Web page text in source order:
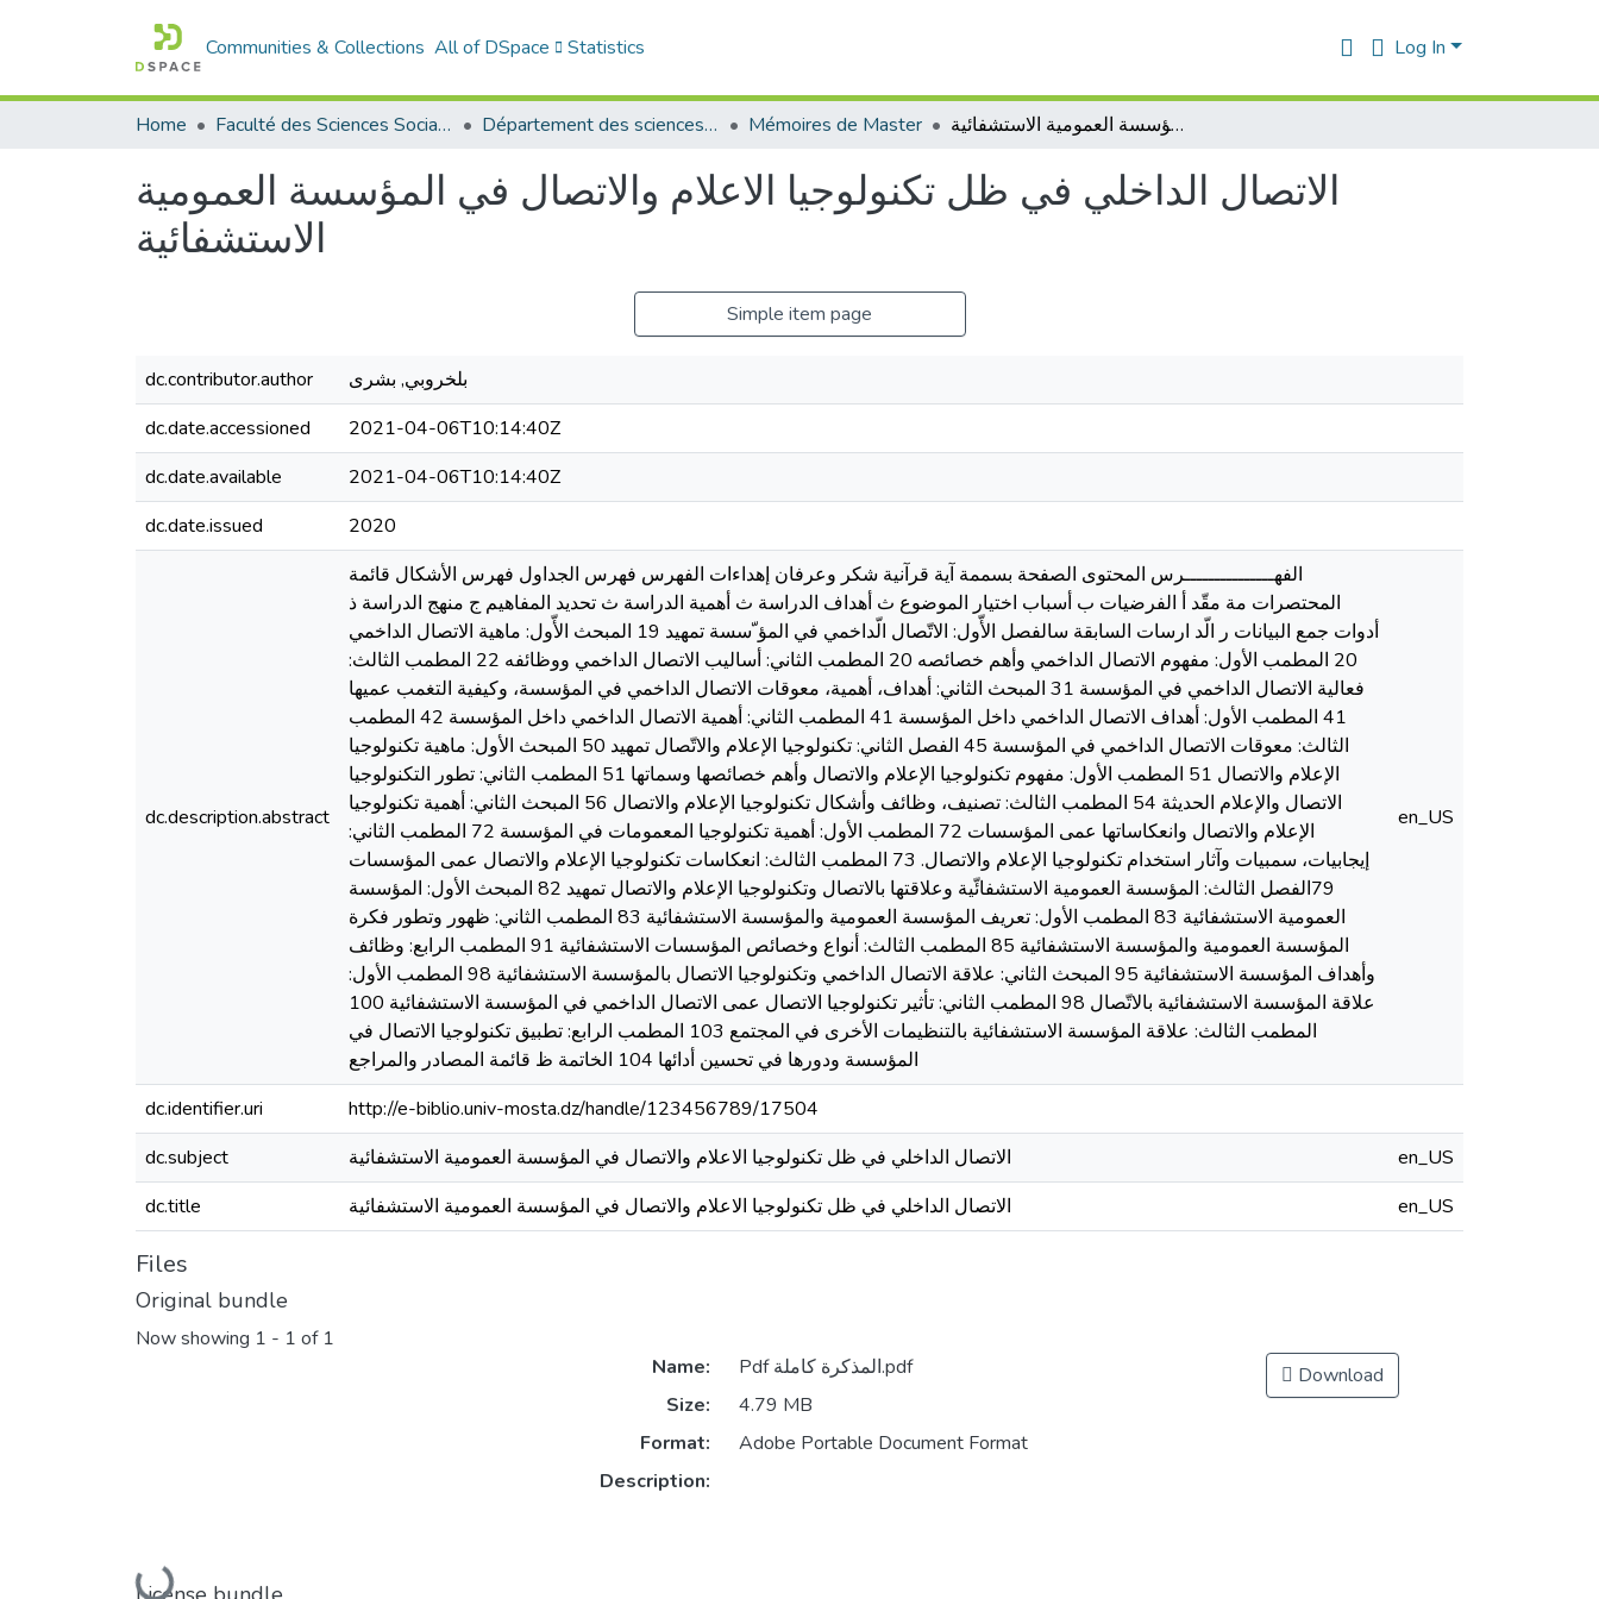
Communities & Collections All of DSpace Statistics Log In
Home Faculté des Sciences Sociales Département des sciences sociales Mémoires de Master الاتصال الداخلي في ظل تكنولوجيا الاعلام والاتصال في المؤسسة العمومية الاستشفائية
الاتصال الداخلي في ظل تكنولوجيا الاعلام والاتصال في المؤسسة العمومية
الاستشفائية
Simple item page
dc.contributor.author
بلخروبي, بشرى
dc.date.accessioned
2021-04-06T10:14:40Z
dc.date.available
2021-04-06T10:14:40Z
dc.date.issued
2020
dc.description.abstract
الفهـــــــــــــــرس المحتوى الصفحة بسممة آية قرآنية شكر وعرفان إهداءات الفهرس فهرس الجداول فهرس الأشكال قائمة
المحتصرات مة مقّد أ الفرضيات ب أسباب اختيار الموضوع ث أهداف الدراسة ث أهمية الدراسة ث تحديد المفاهيم ج منهج الدراسة ذ
أدوات جمع البيانات ر الّد ارسات السابقة سالفصل الأّول: الاتّصال الّداخمي في المؤ ّسسة تمهيد 19 المبحث الأّول: ماهية الاتصال الداخمي
20 المطمب الأول: مفهوم الاتصال الداخمي وأهم خصائصه 20 المطمب الثاني: أساليب الاتصال الداخمي ووظائفه 22 المطمب الثالث:
فعالية الاتصال الداخمي في المؤسسة 31 المبحث الثاني: أهداف، أهمية، معوقات الاتصال الداخمي في المؤسسة، وكيفية التغمب عميها
41 المطمب الأول: أهداف الاتصال الداخمي داخل المؤسسة 41 المطمب الثاني: أهمية الاتصال الداخمي داخل المؤسسة 42 المطمب
الثالث: معوقات الاتصال الداخمي في المؤسسة 45 الفصل الثاني: تكنولوجيا الإعلام والاتّصال تمهيد 50 المبحث الأول: ماهية تكنولوجيا
الإعلام والاتصال 51 المطمب الأول: مفهوم تكنولوجيا الإعلام والاتصال وأهم خصائصها وسماتها 51 المطمب الثاني: تطور التكنولوجيا
الاتصال والإعلام الحديثة 54 المطمب الثالث: تصنيف، وظائف وأشكال تكنولوجيا الإعلام والاتصال 56 المبحث الثاني: أهمية تكنولوجيا
الإعلام والاتصال وانعكاساتها عمى المؤسسات 72 المطمب الأول: أهمية تكنولوجيا المعمومات في المؤسسة 72 المطمب الثاني:
إيجابيات، سمبيات وآثار استخدام تكنولوجيا الإعلام والاتصال. 73 المطمب الثالث: انعكاسات تكنولوجيا الإعلام والاتصال عمى المؤسسات
79الفصل الثالث: المؤسسة العمومية الاستشفائّية وعلاقتها بالاتصال وتكنولوجيا الإعلام والاتصال تمهيد 82 المبحث الأول: المؤسسة
العمومية الاستشفائية 83 المطمب الأول: تعريف المؤسسة العمومية والمؤسسة الاستشفائية 83 المطمب الثاني: ظهور وتطور فكرة
المؤسسة العمومية والمؤسسة الاستشفائية 85 المطمب الثالث: أنواع وخصائص المؤسسات الاستشفائية 91 المطمب الرابع: وظائف
وأهداف المؤسسة الاستشفائية 95 المبحث الثاني: علاقة الاتصال الداخمي وتكنولوجيا الاتصال بالمؤسسة الاستشفائية 98 المطمب الأول:
علاقة المؤسسة الاستشفائية بالاتّصال 98 المطمب الثاني: تأثير تكنولوجيا الاتصال عمى الاتصال الداخمي في المؤسسة الاستشفائية 100
المطمب الثالث: علاقة المؤسسة الاستشفائية بالتنظيمات الأخرى في المجتمع 103 المطمب الرابع: تطبيق تكنولوجيا الاتصال في
المؤسسة ودورها في تحسين أدائها 104 الخاتمة ظ قائمة المصادر والمراجع
en_US
dc.identifier.uri
http://e-biblio.univ-mosta.dz/handle/123456789/17504
dc.subject
الاتصال الداخلي في ظل تكنولوجيا الاعلام والاتصال في المؤسسة العمومية الاستشفائية
en_US
dc.title
الاتصال الداخلي في ظل تكنولوجيا الاعلام والاتصال في المؤسسة العمومية الاستشفائية en_US
Files
Original bundle
Now showing 1 - 1 of 1
Name:
Pdf المذكرة كاملة.pdf
Size:
4.79 MB
Format:
Adobe Portable Document Format
Description:
Download